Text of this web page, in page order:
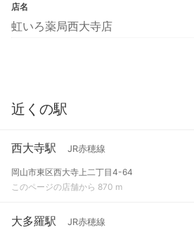
店名
虹いろ薬局西大寺店
近くの駅
西大寺駅 JR赤穂線
岡山市東区西大寺上二丁目4-64
このページの店舗から 870 m
大多羅駅 JR赤穂線